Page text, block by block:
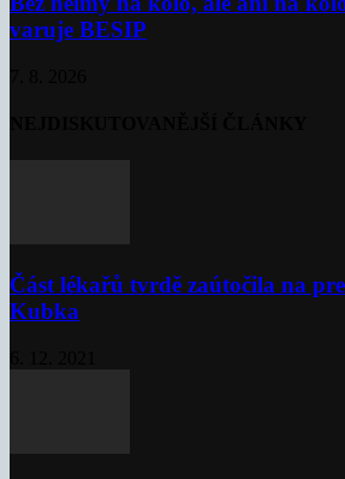
varuje BESIP
Část lékařů tvrdě zaútočila na
Kubka